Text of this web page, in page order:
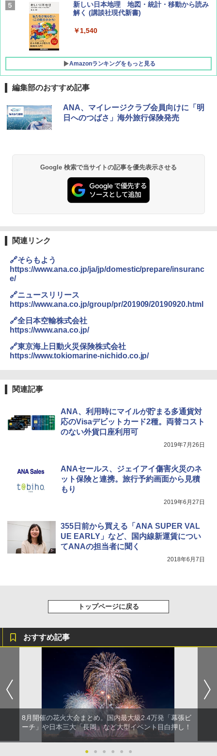
AIRLINE（エアライン）2026年9月号【特
集】ボーイング110周年を祝して！
￥1,760
新しい日本地理 地図・統計・移動から読み
解く (講談社現代新書)
￥1,540
Amazonランキングをもっと見る
[キャンパーズコレクション 山善] ポップアッ
プテント 傘みたいに広げて畳める パッとサ
ッとサンシェード キューブ フルクローズ メ
￥6,830
PYKES PEAK (パイクスピーク) 着替えテン
ト プライバシー テント 【中が透けない】 1
人用 折りたたみ 防災グッズ 災害用トイレ ビ
易 トイレテント (ブラック)
テント ワンタッチ RENEW 幅200 2-3人用 43
￥5,999
[キャンパーズコレクション 山善] 傘みたいに
広げるだけ パッとサッとテント ブラックコ
簡単設置 ポップアップテント エクルベージ
ュ(BC仕様) PATC-150B(EB)
広げるだけ パッとサッとテント キューブワ
イド ブラックコーティング フルクローズ メ
ッシュ 4人用 簡単設置 ポップアップテント P
ATCW-150B エクルベージュ
GRANDOOR ステンレス保冷剤 2個セット 2
026リニューアル 急速冷凍 空間倍増 衛生的
コンパクト 保冷力長持ち
DEWEL パラソル 大型 ビーチ アウトドアパ
防水 UVカット 4段階高さ調整 軽量 収納袋付
き
付き ヒグマ・イノシシ対策 自治体・教育機
送
USB充電式 高精度 超長距離照射 長時間使用
可能 安全ロック付き 高安全性 金属製耐久 コ
HYREKK 八角形タープ 防水タープ 3×4.5m
ブラックラバーコーティング UPF50+ UVカ
ット 5000mm耐水圧 210D生地 遮光
編集部のおすすめ記事
ANA、マイレージクラブ会員向けに「明
日へのつばさ」海外旅行保険発売
Google 検索で当サイトの記事を優先表示させる
関連リンク
🔗そらもよう
https://www.ana.co.jp/ja/jp/domestic/prepare/insuranc
e/
🔗ニュースリリース
https://www.ana.co.jp/group/pr/201909/20190920.html
🔗全日本空輸株式会社
https://www.ana.co.jp/
🔗東京海上日動火災保険株式会社
https://www.tokiomarine-nichido.co.jp/
関連記事
ANA、利用時にマイルが貯まる多通貨対
応のVisaデビットカード2種。両替コスト
のない外貨口座利用可
2019年7月26日
ANAセールス、ジェイアイ傷害火災のネ
ット保険と連携。旅行予約画面から見積
もり
2019年6月27日
355日前から買える「ANA SUPER VAL
UE EARLY」など、国内線新運賃につい
てANAの担当者に聞く
2018年6月7日
トップページに戻る
おすすめ記事
8月開催の花火大会まとめ。国内最大級2.4万発「幕張ビ
ーチ」や日本三大「長岡」など大型イベント目白押し！
● ● ● ● ● ●